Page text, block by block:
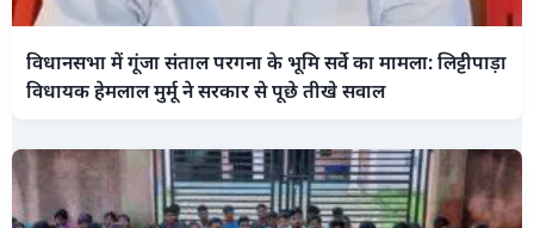
विधानसभा में गूंजा संताल परगना के भूमि सर्वे का मामला: लिट्टीपाड़ा
विधायक हेमलाल मुर्मू ने सरकार से पूछे तीखे सवाल